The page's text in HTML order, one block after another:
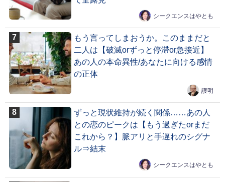
シークエンスはやとも
もう言ってしまおうか。このままだと
二人は【破滅orずっと停滞or急接近】
あの人の本命異性/あなたに向ける感情
の正体
護明
ずっと現状維持が続く関係……あの人
との恋のピークは【もう過ぎたorまだ
これから？】脈アリと手遅れのシグナ
ル⇒結末
シークエンスはやとも